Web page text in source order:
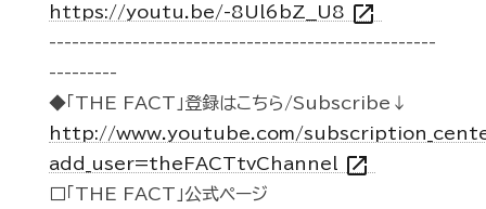
https://youtu.be/-8Ul6bZ__U8 open_in_new
---------------------------------------------------
---------
◆「THE FACT」登録はこちら/Subscribe↓
http://www.youtube.com/
add_user=theFACTtvChannel open_in_new
□「THE FACT」公式ページ